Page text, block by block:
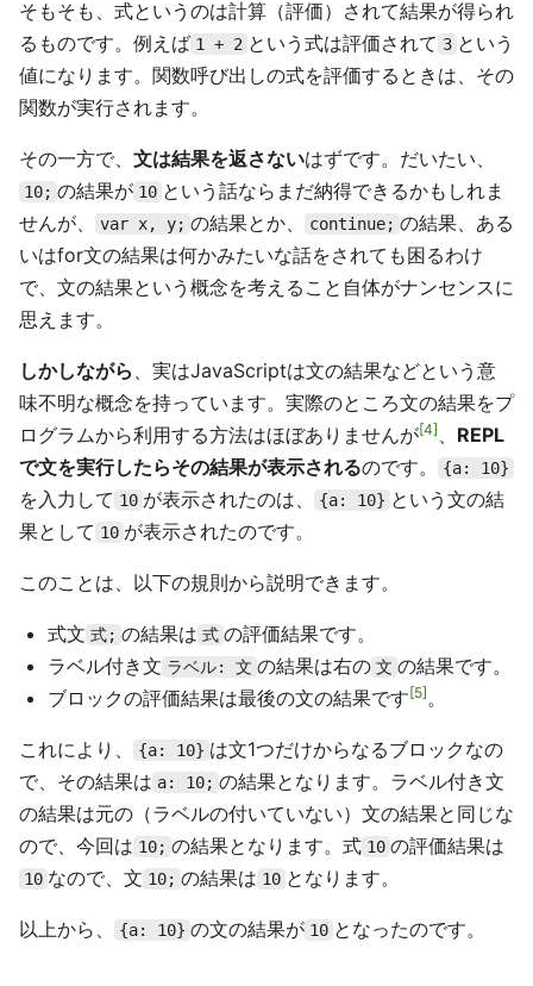
そもそも、式というのは計算（評価）されて結果が得られ
るものです。例えば 1 + 2 という式は評価されて 3 という
値になります。関数呼び出しの式を評価するときは、その
関数が実行されます。
その一方で、 文は結果を返さないはずです。だいたい、
10; の結果が 10 という話ならまだ納得できるかもしれま
せんが、
var x, y; の結果とか、 continue; の結果、ある
いはfor文の結果は何かみたいな話をされても困るわけ
で、文の結果という概念を考えること自体がナンセンスに
思えます。
しかしながら 、実はJavaScriptは文の結果などという意
味不明な概念を持っています。実際のところ文の結果をプ
ログラムから利用する方法はほぼありませんが 4 、 REPL
で文を実行したらその結果が表示されるのです。 {a: 10}
を入力して 10 が表示されたのは、 {a: 10} という文の結
果として 10 が表示されたのです。
このことは、以下の規則から説明できます。
式文 式; の結果は 式 の評価結果です。
ラベル付き文 ラベル: 文 の結果は右の 文 の結果です。
ブロックの評価結果は最後の文の結果です 5 。
これにより、 {a: 10} は文1つだけからなるブロックなの
で、その結果は a: 10; の結果となります。ラベル付き文
の結果は元の（ラベルの付いていない）文の結果と同じな
ので、今回は 10; の結果となります。式 10 の評価結果は
10 なので、文 10; の結果は 10 となります。
以上から、 {a: 10} の文の結果が 10 となったのです。